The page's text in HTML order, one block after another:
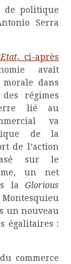
de politique
Serra
, ci-après
avait
dans
régimes
lié au
va
de la
de l’action
sur le
un net
la Glorious
un nouveau
égalitaires :
commerce